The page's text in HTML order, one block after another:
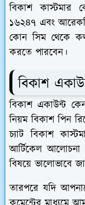
বিকাশ কাস্টমার
১৬২৪৭ এবং
কোন সিম থেকে
করতে পারবেন।
বিকাশ
বিকাশ একাউন্ট
নিয়ম বিকাশ পিন
চ্যাট বিকাশ
আর্টিকেল
বিষয়ে ভালোভাবে
তারপরে যদি